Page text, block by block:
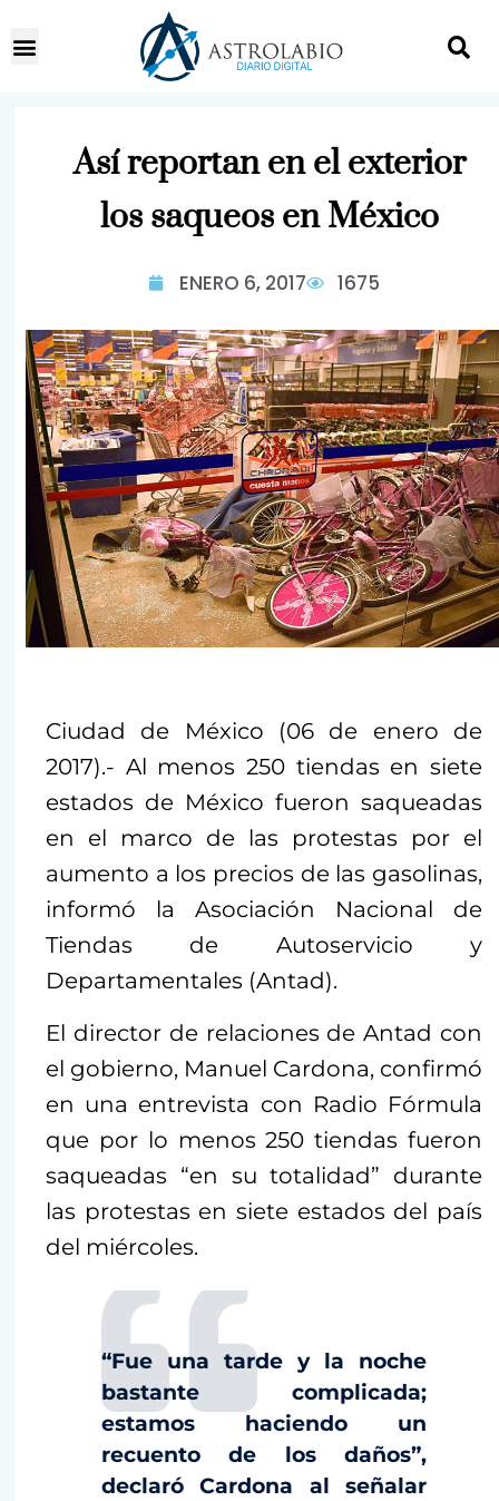
Así reportan en el exterior
los saqueos en México
ENERO 6, 2017 1675
Ciudad de México (06 de enero de
2017).- Al menos 250 tiendas en siete
estados de México fueron saqueadas
en el marco de las protestas por el
aumento a los precios de las gasolinas,
informó la Asociación Nacional de
Tiendas de Autoservicio y
Departamentales (Antad).
El director de relaciones de Antad con
el gobierno, Manuel Cardona, confirmó
en una entrevista con Radio Fórmula
que por lo menos 250 tiendas fueron
saqueadas “en su totalidad” durante
las protestas en siete estados del país
del miércoles.
“Fue una tarde y la noche
bastante complicada;
estamos haciendo un
recuento de los daños”,
declaró Cardona al señalar